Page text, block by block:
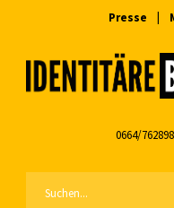
Presse
0664/